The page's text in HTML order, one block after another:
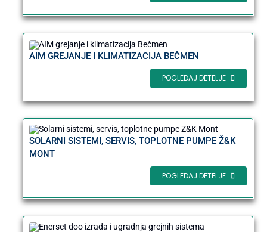
AIM GREJANJE I KLIMATIZACIJA BEČMEN
POGLEDAJ DETELJE
SOLARNI SISTEMI, SERVIS, TOPLOTNE PUMPE Ž&K
MONT
POGLEDAJ DETELJE